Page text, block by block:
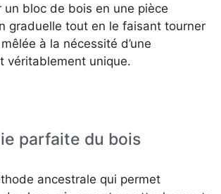
bloc de bois en une pièce
graduelle tout en le faisant tourner
à la nécessité d’une
véritablement unique.
parfaite du bois
ancestrale qui permet